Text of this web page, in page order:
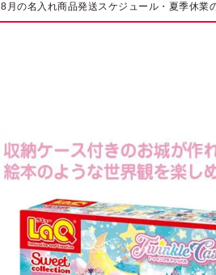
8月の名入れ商品発送スケジュール・夏季休業